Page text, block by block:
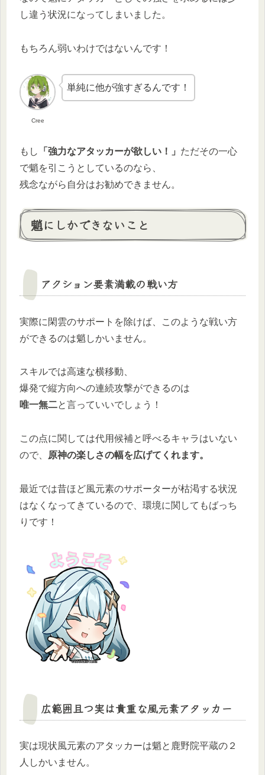
し違う状況になってしまいました。
もちろん弱いわけではないんです！
Cree
単純に他が強すぎるんです！
もし 「強力なアタッカーが欲しい！」 ただその一心
で魈を引こうとしているのなら、
残念ながら自分はお勧めできません。
魈にしかできないこと
アクション要素満載の戦い方
実際に閑雲のサポートを除けば、このような戦い方
ができるのは魈しかいません。
スキルでは高速な横移動、
爆発で縦方向への連続攻撃ができるのは
唯一無二と言っていいでしょう！
この点に関しては代用候補と呼べるキャラはいない
ので、
原神の楽しさの幅を広げてくれます。
最近では昔ほど風元素のサポーターが枯渇する状況
はなくなってきているので、環境に関してもばっち
りです！
広範囲且つ実は貴重な風元素アタッカー
実は現状風元素のアタッカーは魈と鹿野院平蔵の２
人しかいません。